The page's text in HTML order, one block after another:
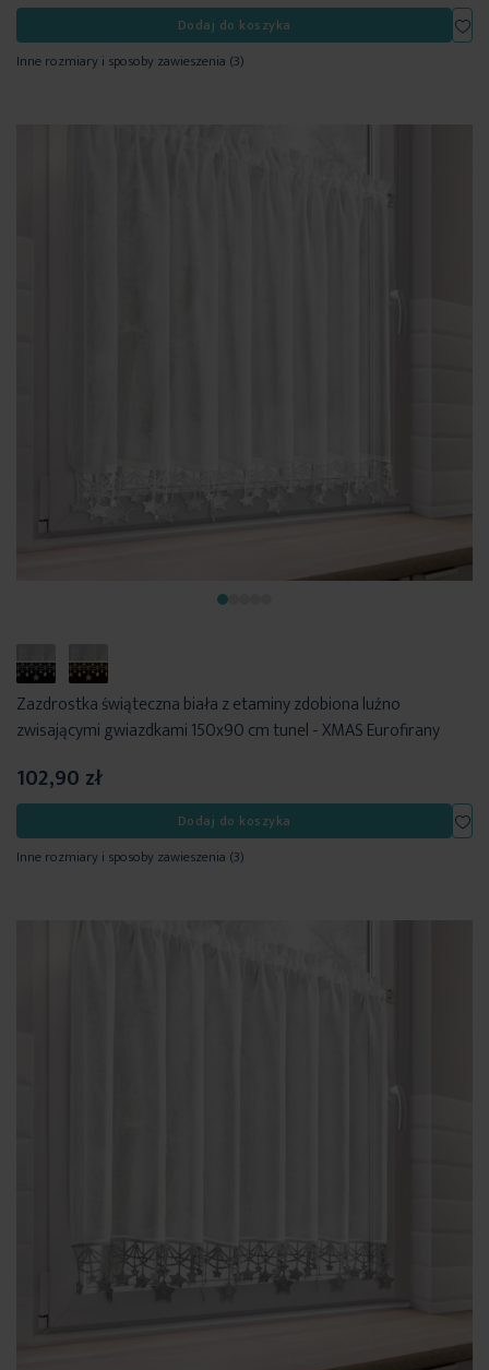
Dodaj do koszyka
Inne rozmiary i sposoby zawieszenia (3)
Zazdrostka świąteczna biała z etaminy zdobiona luźno
zwisającymi gwiazdkami 150x90 cm tunel - XMAS Eurofirany
102,90 zł
Dodaj do koszyka
Inne rozmiary i sposoby zawieszenia (3)